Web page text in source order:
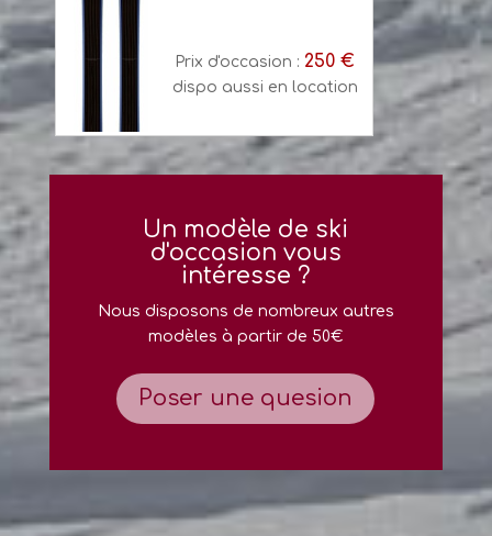
Prix d'occasion : 250 €
dispo aussi en location
Un modèle de ski
d'occasion vous
intéresse ?
Nous disposons de nombreux autres
modèles à partir de 50€
Poser une quesion